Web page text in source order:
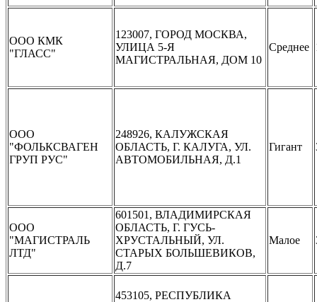
ООО КМК
"ГЛАСС"
123007, ГОРОД МОСКВА,
УЛИЦА 5-Я
МАГИСТРАЛЬНАЯ, ДОМ 10
Среднее
ООО
"ФОЛЬКСВАГЕН
ГРУП РУС"
248926, КАЛУЖСКАЯ
ОБЛАСТЬ, Г. КАЛУГА, УЛ.
АВТОМОБИЛЬНАЯ, Д.1
Гигант
ООО
"МАГИСТРАЛЬ
ЛТД"
601501, ВЛАДИМИРСКАЯ
ОБЛАСТЬ, Г. ГУСЬ-
ХРУСТАЛЬНЫЙ, УЛ.
СТАРЫХ БОЛЬШЕВИКОВ,
Д.7
Малое
453105, РЕСПУБЛИКА